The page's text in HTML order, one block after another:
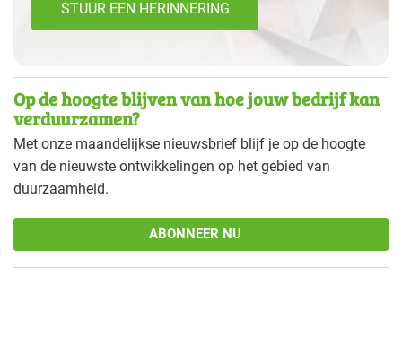
STUUR EEN HERINNERING
Op de hoogte blijven van hoe jouw bedrijf kan
verduurzamen?
Met onze maandelijkse nieuwsbrief blijf je op de hoogte
van de nieuwste ontwikkelingen op het gebied van
duurzaamheid.
ABONNEER NU